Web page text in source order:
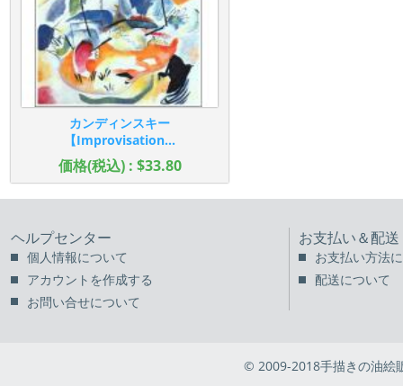
カンディンスキー
【Improvisation...
価格(税込) : $33.80
ヘルプセンター
個人情報について
アカウントを作成する
お問い合せについて
お支払い＆配送
お支払い方法
配送について
© 2009-2018手描きの油絵